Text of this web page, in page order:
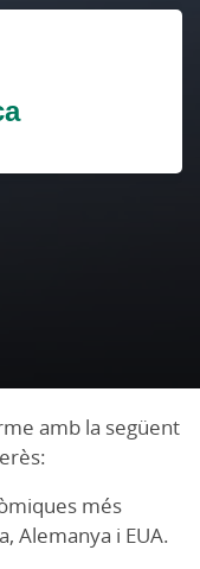
amb la següent
més
Alemanya i EUA.